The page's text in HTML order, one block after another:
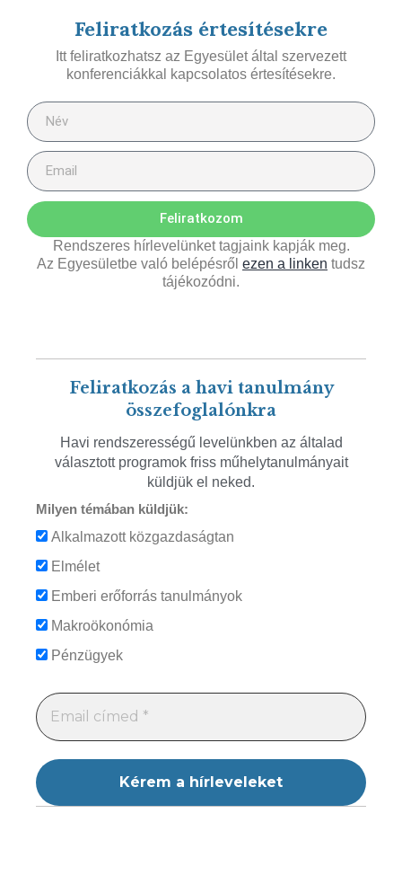
Feliratkozás értesítésekre
Itt feliratkozhatsz az Egyesület által szervezett
konferenciákkal kapcsolatos értesítésekre.
Feliratkozom
Rendszeres hírlevelünket tagjaink kapják meg.
Az Egyesületbe való belépésről ezen a linken tudsz
tájékozódni.
Feliratkozás a havi tanulmány
összefoglalónkra
Havi rendszerességű levelünkben az általad
választott programok friss műhelytanulmányait
küldjük el neked.
Milyen témában küldjük:
Alkalmazott közgazdaságtan
Elmélet
Emberi erőforrás tanulmányok
Makroökonómia
Pénzügyek